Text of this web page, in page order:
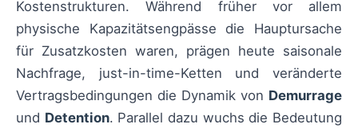
Kostenstrukturen. Während früher vor allem
physische Kapazitätsengpässe die Hauptursache
für Zusatzkosten waren, prägen heute saisonale
Nachfrage, just-in-time-Ketten und veränderte
Vertragsbedingungen die Dynamik von Demurrage
und Detention. Parallel dazu wuchs die Bedeutung